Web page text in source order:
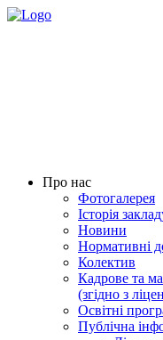
Про нас
Фотогалерея
Історія
Новини
Нормативні
Колектив
Кадрове та
(згідно з
Освітні
Публічна